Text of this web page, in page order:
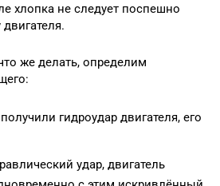
хлопка не следует поспешно
же делать, определим
гидроудар двигателя, его
удар, двигатель